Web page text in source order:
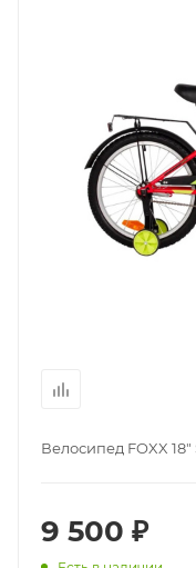
Велосипед FOXX 18"
9 500 ₽